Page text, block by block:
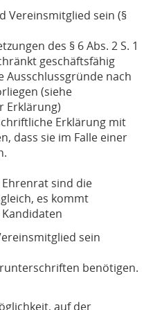
Vereinsmitglied sein (§
des § 6 Abs. 2 S. 1
geschäftsfähig
Ausschlussgründe nach
(siehe
Erklärung)
Erklärung mit
dass sie im Falle einer
sind die
es kommt
sein
benötigen.
auf der